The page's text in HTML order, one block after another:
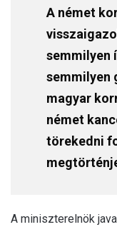
A német
semmilyen
semmilyen
magyar
német
törekedni
A miniszterelnök